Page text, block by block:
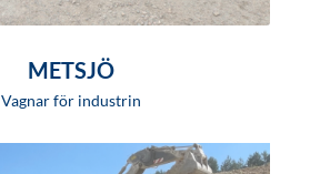
METSJÖ
Vagnar för industrin